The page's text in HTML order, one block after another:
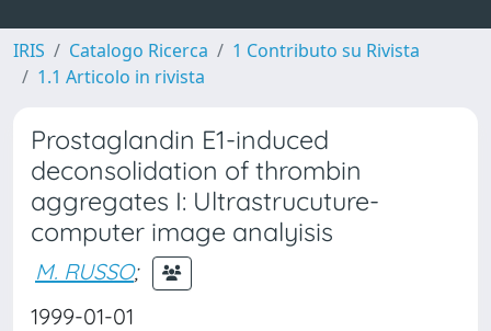
IRIS Catalogo Ricerca
1 Contributo su Rivista
1.1 Articolo in rivista
Prostaglandin E1-induced
deconsolidation of thrombin
aggregates I: Ultrastrucuture-
computer image analyisis
M. RUSSO;
1999-01-01